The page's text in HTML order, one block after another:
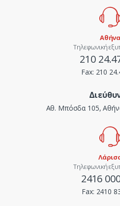
Αθήνα
Τηλεφωνική
210
Fax: 210
Αθ. Μπόσδα 105,
Τηλεφωνική
2416
Fax: 2410